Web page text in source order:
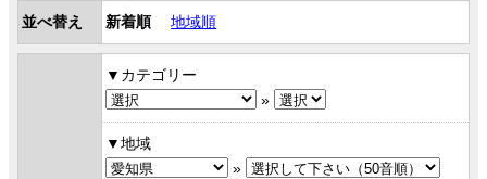
並べ替え 新着順 地域順
カテゴリー
»
地域
»